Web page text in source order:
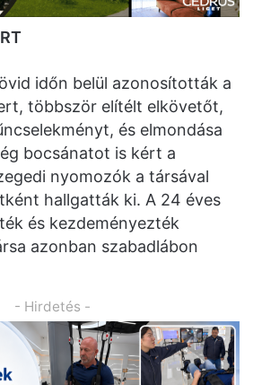
időn belül azonosították a
többször elítélt elkövetőt,
és elmondása
bocsánatot is kért a
nyomozók a társával
hallgatták ki. A 24 éves
és kezdeményezték
azonban szabadlábon
- Hirdetés -